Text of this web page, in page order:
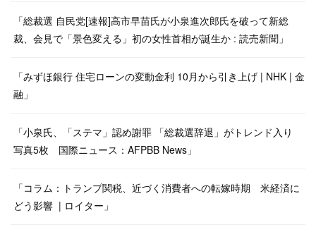
「総裁選 自民党[速報]高市早苗氏が小泉進次郎氏を破って新総
裁、会見で「景色変える」初の女性首相が誕生か : 読売新聞」
「みずほ銀行 住宅ローンの変動金利 10月から引き上げ | NHK | 金
融」
「小泉氏、「ステマ」認め謝罪 「総裁選辞退」がトレンド入り
写真5枚 国際ニュース：AFPBB News」
「コラム：トランプ関税、近づく消費者への転嫁時期 米経済に
どう影響 | ロイター」